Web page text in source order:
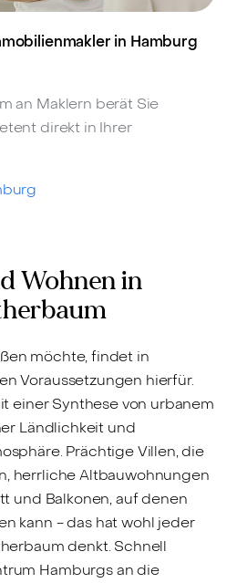
in Hamburg
an Maklern berät Sie
direkt in Ihrer
Wohnen in
möchte, findet in
Voraussetzungen hierfür.
einer Synthese von urbanem
Ländlichkeit und
Prächtige Villen, die
herrliche Altbauwohnungen
und Balkonen, auf denen
kann - das hat wohl jeder
denkt. Schnell
Hamburgs an die